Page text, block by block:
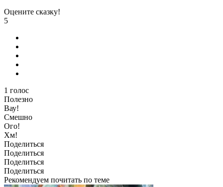
Оцените сказку!
5
1 голос
Полезно
Вау!
Смешно
Ого!
Хм!
Поделиться
Поделиться
Поделиться
Поделиться
Рекомендуем почитать по теме